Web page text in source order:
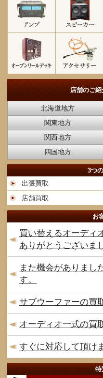
店舗のご紹
北海道地方
関東地方
関西地方
四国地方
3つ
出張買取
店舗買取
お
買い替えるオーディ
ありがとうございま
また機会がありまし
す。
サブウーファーの買
オーディオ一式の買
すぐに対応して頂け
特